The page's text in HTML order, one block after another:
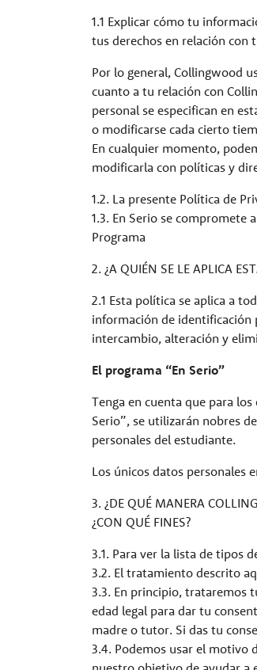
1.1 Explicar cómo tu
tus derechos en relación con
Por lo general, Collingwood
cuanto a tu relación con
personal se especifican en
o modificarse cada cierto
En cualquier momento,
modificarla con políticas y
1.2. La presente Política de
1.3. En Serio se compromete
Programa
2. ¿A QUIÉN SE LE APLICA
2.1 Esta política se aplica a
información de identificación
intercambio, alteración y
El programa “En Serio”
Tenga en cuenta que para
Serio”, se utilizarán nobres
personales del estudiante.
Los únicos datos personales
3. ¿DE QUÉ MANERA
¿CON QUÉ FINES?
3.1. Para ver la lista de tipos
3.2. El tratamiento descrito
3.3. En principio, trataremos
edad legal para dar tu
madre o tutor. Si das tu
3.4. Podemos usar el motivo